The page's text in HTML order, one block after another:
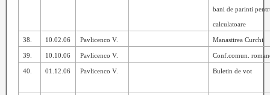
bani de parinti
calculatoare
38. 10.02.06 Pavlicenco V. Manastirea Curchi
39. 10.10.06 Pavlicenco V. Conf.comun.
40. 01.12.06 Pavlicenco V. Buletin de vot